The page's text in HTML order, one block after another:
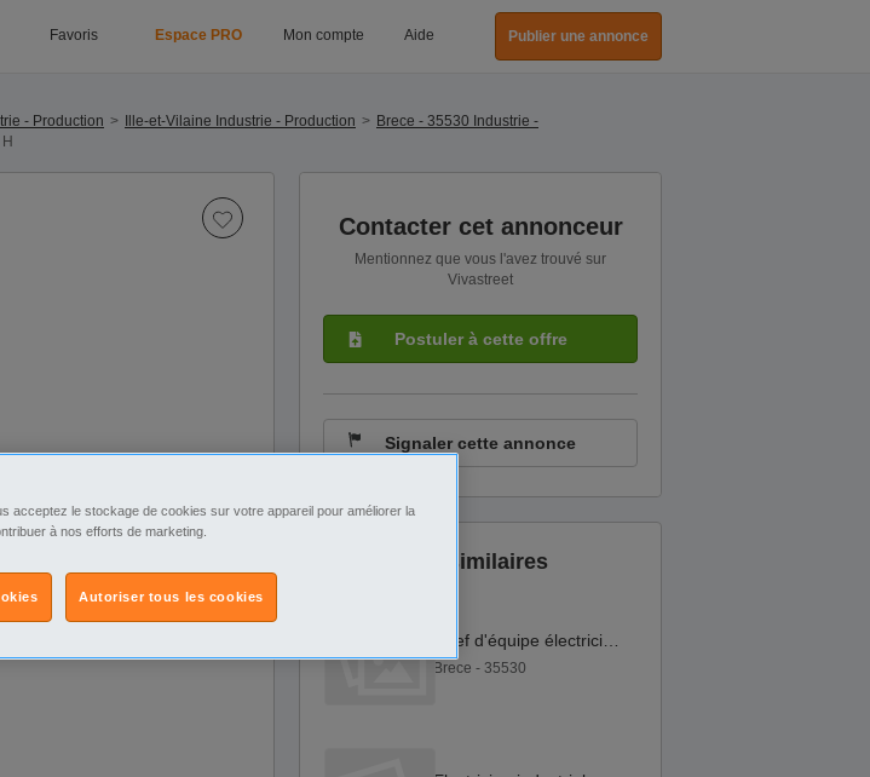
Favoris Espace PRO Mon compte Aide Publier une annonce
- Production Ille-et-Vilaine Industrie - Production
Brece - 35530 Industrie -
Contacter cet annonceur
Mentionnez que vous l'avez trouvé sur
Vivastreet
Postuler à cette offre
Signaler cette annonce
Annonces similaires
Brece - 35530
acceptez le stockage de cookies sur votre appareil pour améliorer la
à nos efforts de marketing.
Autoriser tous les cookies